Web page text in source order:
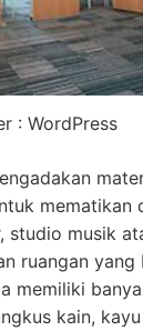
: WordPress
mematikan
studio musik
ruangan
memiliki
kain,